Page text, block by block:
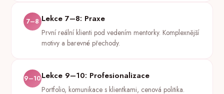
7–8 Lekce 7–8: Praxe
První reální klienti pod vedením mentorky. Komplexnější
motivy a barevné přechody.
9–10Lekce 9–10: Profesionalizace
Portfolio, komunikace s klientkami, cenová politika.